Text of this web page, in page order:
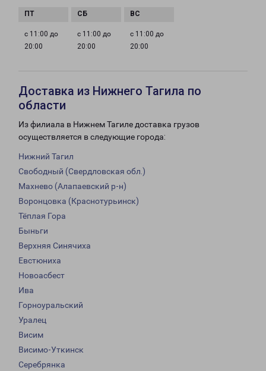
с 11:00 до
20:00
с 11:00 до
20:00
с 11:00 до
20:00
Доставка из Нижнего Тагила по
области
Из филиала в Нижнем Тагиле доставка грузов
осуществляется в следующие города:
Нижний Тагил
Свободный (Свердловская обл.)
Махнево (Алапаевский р-н)
Воронцовка (Краснотурьинск)
Тёплая Гора
Быньги
Верхняя Синячиха
Евстюниха
Новоасбест
Ива
Горноуральский
Уралец
Висим
Висимо-Уткинск
Серебрянка